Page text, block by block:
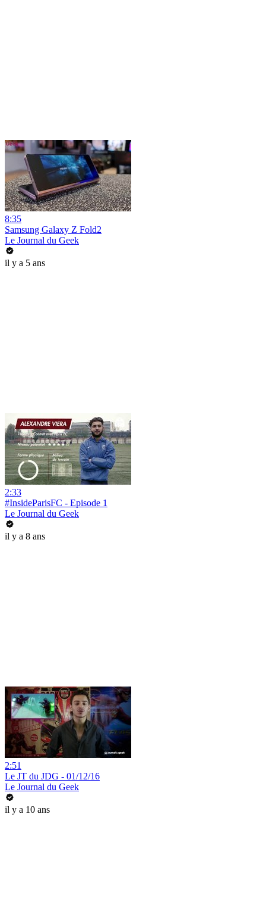
8:35
Samsung Galaxy Z Fold2
Le Journal du Geek
il y a 5 ans
2:33
#InsideParisFC - Episode 1
Le Journal du Geek
il y a 8 ans
2:51
Le JT du JDG - 01/12/16
Le Journal du Geek
il y a 10 ans